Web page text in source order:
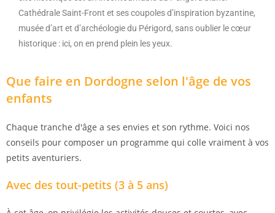
Cathédrale Saint-Front et ses coupoles d’inspiration byzantine,
musée d’art et d’archéologie du Périgord, sans oublier le cœur
historique : ici, on en prend plein les yeux.
Que faire en Dordogne selon l'âge de vos
enfants
Chaque tranche d'âge a ses envies et son rythme. Voici nos
conseils pour composer un programme qui colle vraiment à vos
petits aventuriers.
Avec des tout-petits (3 à 5 ans)